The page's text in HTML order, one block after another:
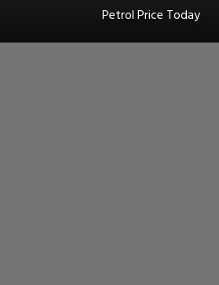
Petrol Price Today